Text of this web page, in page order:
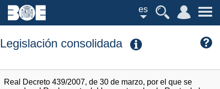
es
Legislación consolidada
Real Decreto 439/2007, de 30 de marzo, por el que se